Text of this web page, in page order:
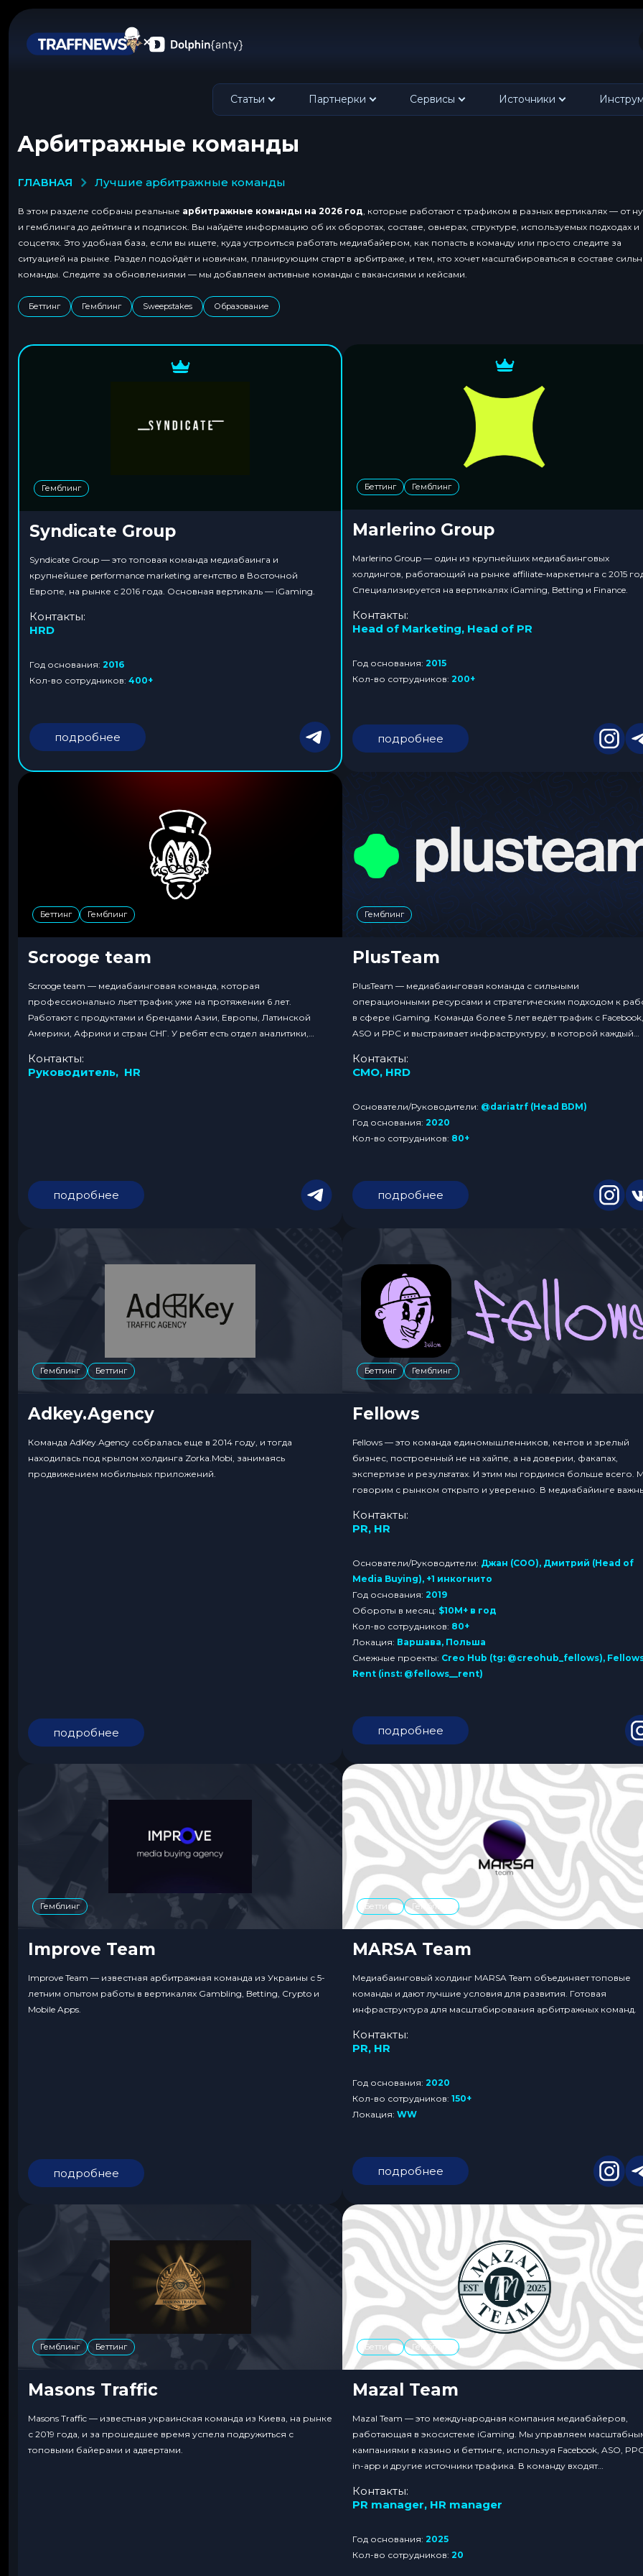
Статьи Партнерки Сервисы Источники
Арбитражные команды
ГЛАВНАЯ лучшие арбитражные команды
В этом разделе собраны реальные арбитражные команды на 2026 год , которые работают с трафиком в разных вертикалях — от
и гемблинга до дейтинга и подписок. Вы найдёте информацию об их оборотах, составе, овнерах, структуре, используемых подходах и
соцсетях. Это удобная база, если вы ищете, куда устроиться работать медиабайером, как попасть в команду или просто следите за
ситуацией на рынке. Раздел подойдёт и новичкам, планирующим старт в арбитраже, и тем, кто хочет масштабироваться в составе
команды. Следите за обновлениями — мы добавляем активные команды с вакансиями и кейсами.
Беттинг Гемблинг Sweepstakes Образование
Гемблинг
Syndicate Group
Syndicate Group — это топовая команда медиабаинга и
крупнейшее performance marketing агентство в Восточной
Европе, на рынке с 2016 года. Основная вертикаль — iGaming.
Контакты:
HRD
Год основания: 2016
Кол-во сотрудников: 400+
подробнее
Беттинг Гемблинг
Marlerino Group
Marlerino Group — один из крупнейших медиабаинговых
холдингов, работающий на рынке affiliate-маркетинга с 2015
Специализируется на вертикалях iGaming, Betting и Finance.
Контакты:
Head of Marketing, Head of PR
Год основания:2015
Кол-во сотрудников:200+
подробнее
Беттинг Гемблинг
Scrooge team
Scrooge team — медиабаинговая команда, которая
профессионально льет трафик уже на протяжении 6 лет.
Работают с продуктами и брендами Азии, Европы, Латинской
Америки, Африки и стран СНГ. У ребят есть отдел аналитики,
продуктового анализа.
Контакты:
Руководитель, HR
подробнее
Гемблинг
PlusTeam
PlusTeam — медиабаинговая команда с сильными
операционными ресурсами и стратегическим подходом к
в сфере iGaming. Команда более 5 лет ведёт трафик с
ASO и PPC и выстраивает инфраструктуру, в которой каждый
сопутствующие процессы компания берёт на себя. Среди
ключевых преимуществ PlusTeam: → полностью собственный
Контакты:
CMO, HRD
Основатели/Руководители: @dariatrf (Head BDM)
Год основания:2020
Кол-во сотрудников: 80+
подробнее
Гемблинг Беттинг
Adkey.Agency
Команда AdKey.Agency собралась еще в 2014 году, и тогда
находилась под крылом холдинга Zorka.Mobi, занимаясь
продвижением мобильных приложений.
подробнее
Беттинг Гемблинг
Fellows
Fellows — это команда единомышленников, кентов и зрелый
бизнес, построенный не на хайпе, а на доверии, факапах,
экспертизе и результатах. И этим мы гордимся больше всего.
говорим с рынком открыто и уверенно. В медиабайинге
Принцип простой: меньше пафоса — больше дела. Мы не...
Контакты:
PR, HR
Основатели/Руководители: Джан (COO), Дмитрий (Head of
Media Buying), +1 инкогнито
Год основания:2019
Обороты в месяц: $10M+ в год
Кол-во сотрудников: 80+
Локация: Варшава, Польша
Смежные проекты: Creo Hub (tg: @creohub_fellows),
Rent (inst: @fellows__rent)
подробнее
Гемблинг
Improve Team
Improve Team — известная арбитражная команда из Украины с 5-
летним опытом работы в вертикалях Gambling, Betting, Crypto и
Mobile Apps.
подробнее
Беттинг Гемблинг
MARSA Team
Медиабаинговый холдинг MARSA Team объединяет топовые
команды и дают лучшие условия для развития. Готовая
инфраструктура для масштабирования арбитражных команд.
Контакты:
PR, HR
Год основания:2020
Кол-во сотрудников:150+
Локация:WW
подробнее
Гемблинг Беттинг
Masons Traffic
Masons Traffic — известная украинская команда из Киева, на рынке
с 2019 года, и за прошедшее время успела подружиться с
топовыми байерами и адвертами.
Беттинг Гемблинг
Mazal Team
Mazal Team — это международная компания медиабайеров,
работающая в экосистеме iGaming. Мы управляем
кампаниями в казино и беттинге, используя Facebook, ASO,
in-app и другие источники трафика. В команду входят
маркетинга и аналитики, что позволяет нам понимать продукт
изнутри. Дизайнеры и психологи создают креативы, которые
Контакты:
PR manager, HR manager
Год основания:2025
Кол-во сотрудников:20